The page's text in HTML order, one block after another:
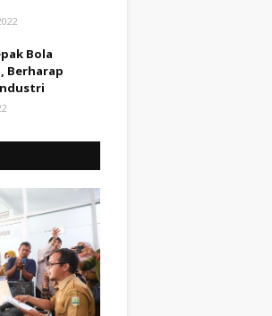
Bola
Berharap